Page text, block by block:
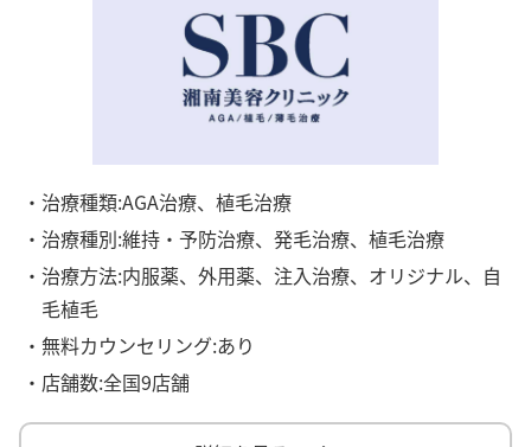
・治療種類:AGA治療、植毛治療
・治療種別:維持・予防治療、発毛治療、植毛治療
・治療方法:内服薬、外用薬、注入治療、オリジナル、自
毛植毛
・無料カウンセリング:あり
・店舗数:全国9店舗